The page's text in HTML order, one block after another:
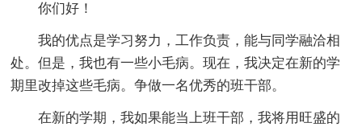
你们好！
我的优点是学习努力，工作负责，能与同学融洽相
处。但是，我也有一些小毛病。现在，我决定在新的学
期里改掉这些毛病。争做一名优秀的班干部。
在新的学期，我如果能当上班干部，我将用旺盛的